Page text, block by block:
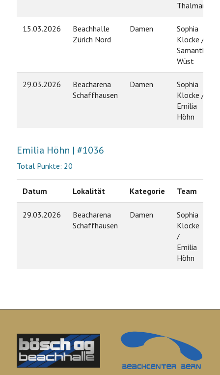
Thalmann
15.03.2026
Beachhalle
Zürich Nord
Damen
Sophia
Klocke /
Samantha
Wüst
29.03.2026
Beacharena
Schaffhausen
Damen
Sophia
Klocke /
Emilia
Höhn
Emilia Höhn | #1036
Total Punkte: 20
Datum Lokalität Kategorie Team
29.03.2026
Beacharena
Schaffhausen
Damen
Sophia
Klocke
/
Emilia
Höhn